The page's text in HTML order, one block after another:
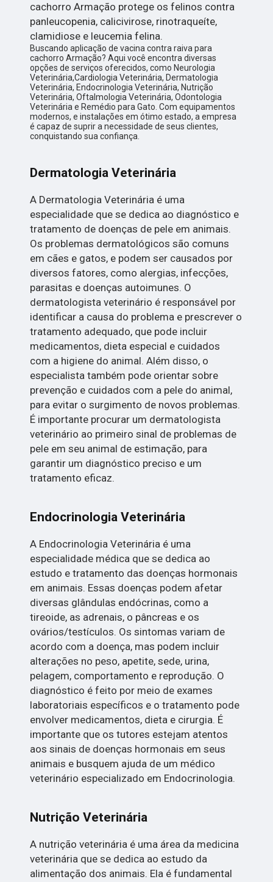
cachorro Armação protege os felinos contra
panleucopenia, calicivirose, rinotraqueíte,
clamidiose e leucemia felina.
Buscando aplicação de vacina contra raiva para
cachorro Armação? Aqui você encontra diversas
opções de serviços oferecidos, como Neurologia
Veterinária,Cardiologia Veterinária, Dermatologia
Veterinária, Endocrinologia Veterinária, Nutrição
Veterinária, Oftalmologia Veterinária, Odontologia
Veterinária e Remédio para Gato. Com equipamentos
modernos, e instalações em ótimo estado, a empresa
é capaz de suprir a necessidade de seus clientes,
conquistando sua confiança.
Dermatologia Veterinária
A Dermatologia Veterinária é uma
especialidade que se dedica ao diagnóstico e
tratamento de doenças de pele em animais.
Os problemas dermatológicos são comuns
em cães e gatos, e podem ser causados por
diversos fatores, como alergias, infecções,
parasitas e doenças autoimunes. O
dermatologista veterinário é responsável por
identificar a causa do problema e prescrever o
tratamento adequado, que pode incluir
medicamentos, dieta especial e cuidados
com a higiene do animal. Além disso, o
especialista também pode orientar sobre
prevenção e cuidados com a pele do animal,
para evitar o surgimento de novos problemas.
É importante procurar um dermatologista
veterinário ao primeiro sinal de problemas de
pele em seu animal de estimação, para
garantir um diagnóstico preciso e um
tratamento eficaz.
Endocrinologia Veterinária
A Endocrinologia Veterinária é uma
especialidade médica que se dedica ao
estudo e tratamento das doenças hormonais
em animais. Essas doenças podem afetar
diversas glândulas endócrinas, como a
tireoide, as adrenais, o pâncreas e os
ovários/testículos. Os sintomas variam de
acordo com a doença, mas podem incluir
alterações no peso, apetite, sede, urina,
pelagem, comportamento e reprodução. O
diagnóstico é feito por meio de exames
laboratoriais específicos e o tratamento pode
envolver medicamentos, dieta e cirurgia. É
importante que os tutores estejam atentos
aos sinais de doenças hormonais em seus
animais e busquem ajuda de um médico
veterinário especializado em Endocrinologia.
Nutrição Veterinária
A nutrição veterinária é uma área da medicina
veterinária que se dedica ao estudo da
alimentação dos animais. Ela é fundamental